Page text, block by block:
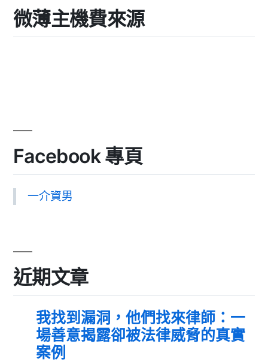
微薄主機費來源
Facebook 專頁
一介資男
近期文章
我找到漏洞，他們找來律師：一
場善意揭露卻被法律威脅的真實
案例